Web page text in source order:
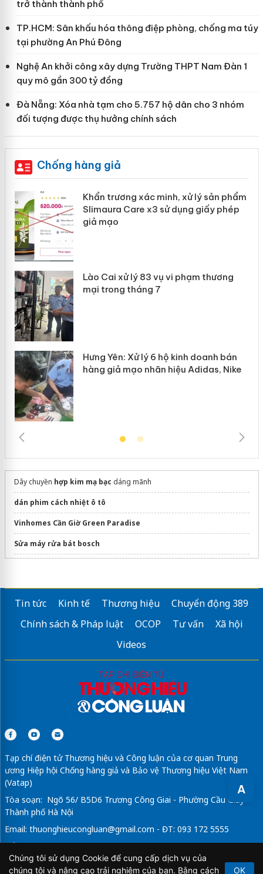
A
trở thành thành phố
TP.HCM: Sân khấu hóa thông điệp phòng, chống ma túy
tại phường An Phú Đông
Nghệ An khởi công xây dựng Trường THPT Nam Đàn 1
quy mô gần 300 tỷ đồng
Đà Nẵng: Xóa nhà tạm cho 5.757 hộ dân cho 3 nhóm
đối tượng được thụ hưởng chính sách
Chống hàng giả
Khẩn trương xác minh, xử lý sản phẩm
Slimaura Care x3 sử dụng giấy phép
giả mạo
Lào Cai xử lý 83 vụ vi phạm thương
mại trong tháng 7
Hưng Yên: Xử lý 6 hộ kinh doanh bán
hàng giả mạo nhãn hiệu Adidas, Nike
Dây chuyền hợp kim mạ bạc dáng mãnh
dán phim cách nhiệt ô tô
Vinhomes Cần Giờ Green Paradise
Sửa máy rửa bát bosch
Tin tức Kinh tế Thương hiệu
Chuyển động 389
Chính sách & Pháp luật
OCOP Tư vấn
Xã hội
Videos
Tạp chí điện tử Thương hiệu và Công luận của cơ quan Trung
ương Hiệp hội Chống hàng giả và Bảo vệ Thương hiệu Việt Nam
(Vatap)
Tòa soạn: Ngõ 56/ B5D6 Trương Công Giai - Phường Cầu Giấy -
Thành phố Hà Nội
Email: thuonghieucongluan@gmail.com - ĐT: 093 172 5555
Tổng Biên Tập: Vũ Đức Thuận
Giấy phép hoạt động báo chí điện tử số 64/GP-BTTTT do Bộ
Chúng tôi sử dụng Cookie để cung cấp dịch vụ của
chúng tôi và nâng cao trải nghiệm của bạn. Bằng cách
OK